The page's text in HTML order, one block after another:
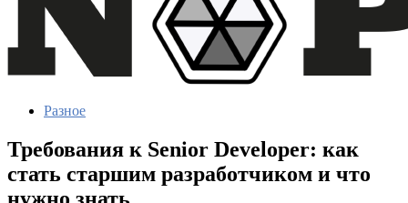
Разное
Требования к Senior Developer: как
стать старшим разработчиком и что